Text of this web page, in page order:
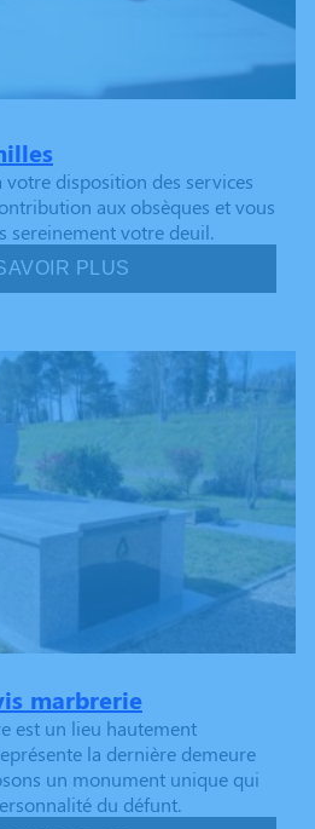
disposition des services
aux obsèques et vous
sereinement votre deuil.
PLUS
marbrerie
est un lieu hautement
la dernière demeure
un monument unique qui
du défunt.